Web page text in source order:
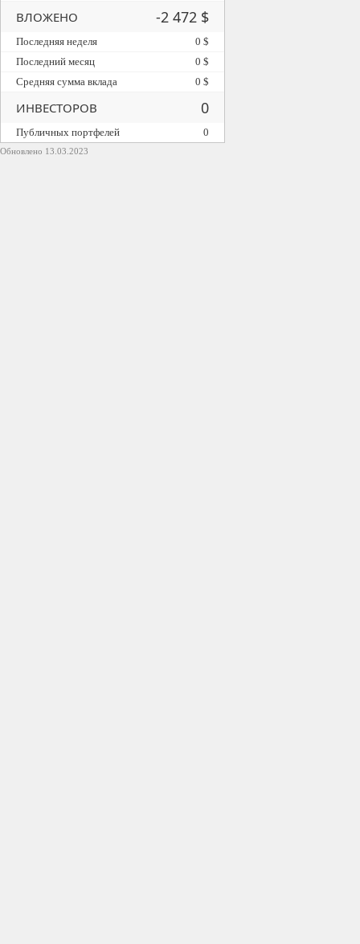
Обновлено 13.03.2023
ВЛОЖЕНО -2 472 $
Последняя неделя
0 $
Последний месяц
0 $
Средняя сумма вклада
0 $
ИНВЕСТОРОВ 0
Публичных портфелей 0